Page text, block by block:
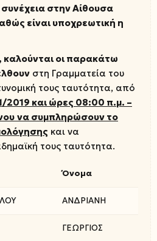
συνέχεια στην Αίθουσα
είναι υποχρεωτική η
καλούνται οι παρακάτω
στη Γραμματεία του
τους ταυτότητα, από
2019 και ώρες 08:00 π.μ. –
να συμπληρώσουν το
και να
τους ταυτότητα.
Όνομα
ΑΝΔΡΙΑΝΗ
ΓΕΩΡΓΙΟΣ